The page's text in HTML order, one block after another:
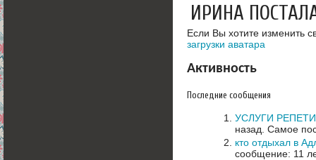
ИРИНА
Если Вы хотите изменить
загрузки аватара
Активность
Последние сообщения
УСЛУГИ
назад. Самое
кто отдыхал в
сообщение: 11